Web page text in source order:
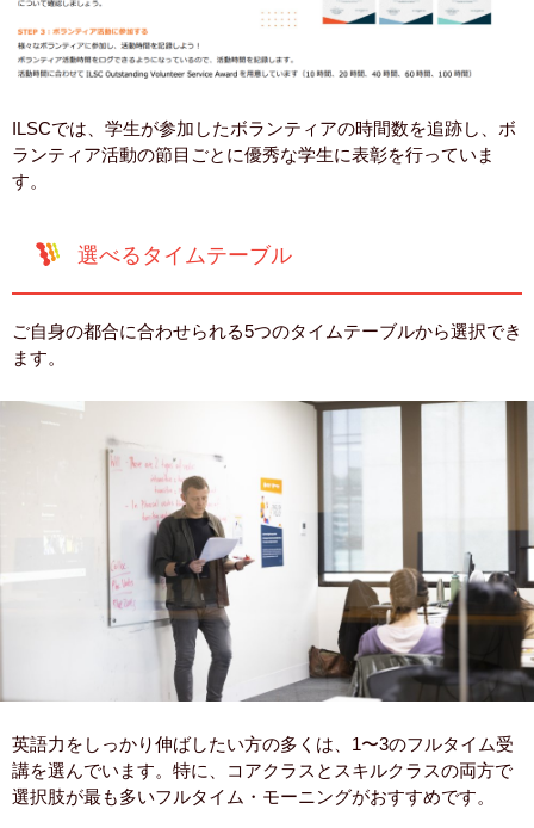
ILSCでは、学生が参加したボランティアの時間数を追跡し、ボ
ランティア活動の節目ごとに優秀な学生に表彰を行っていま
す。
選べるタイムテーブル
ご自身の都合に合わせられる5つのタイムテーブルから選択でき
ます。
英語力をしっかり伸ばしたい方の多くは、1〜3のフルタイム受
講を選んでいます。特に、コアクラスとスキルクラスの両方で
選択肢が最も多いフルタイム・モーニングがおすすめです。